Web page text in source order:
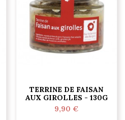
TERRINE DE FAISAN
AUX GIROLLES - 130G
9,90 €